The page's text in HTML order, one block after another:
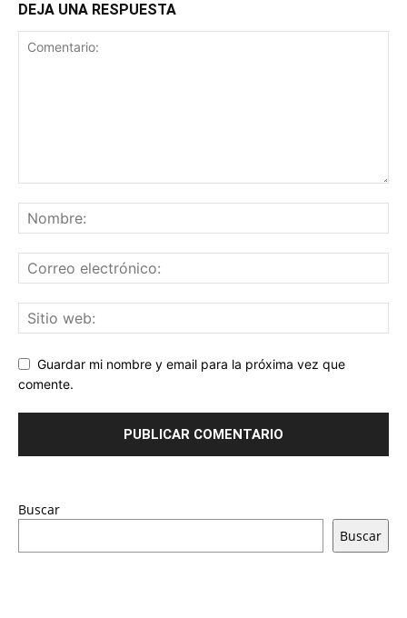
DEJA UNA RESPUESTA
Guardar mi nombre y email para la próxima vez que
comente.
Buscar
Buscar